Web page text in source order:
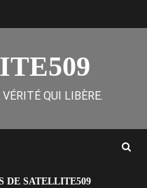
QUI LIBÈRE.
DE SATELLITE509